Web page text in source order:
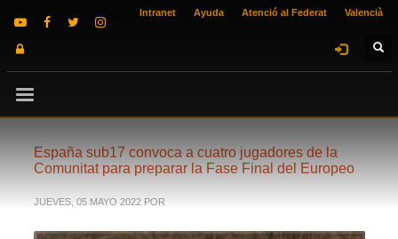
Intranet Ayuda Atenció al Federat Valencià
España sub17 convoca a cuatro jugadores de la
Comunitat para preparar la Fase Final del Europeo
JUEVES, 05 MAYO 2022 POR